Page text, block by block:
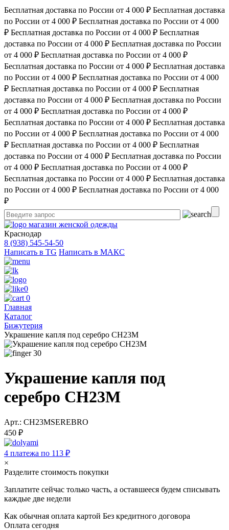
Бесплатная доставка по России от 4 000 ₽ Бесплатная доставка
по России от 4 000 ₽ Бесплатная доставка по России от 4 000
₽ Бесплатная доставка по России от 4 000 ₽ Бесплатная
доставка по России от 4 000 ₽ Бесплатная доставка по России
от 4 000 ₽ Бесплатная доставка по России от 4 000 ₽
Бесплатная доставка по России от 4 000 ₽ Бесплатная доставка
по России от 4 000 ₽ Бесплатная доставка по России от 4 000
₽ Бесплатная доставка по России от 4 000 ₽ Бесплатная
доставка по России от 4 000 ₽ Бесплатная доставка по России
от 4 000 ₽ Бесплатная доставка по России от 4 000 ₽
Бесплатная доставка по России от 4 000 ₽ Бесплатная доставка
по России от 4 000 ₽ Бесплатная доставка по России от 4 000
₽ Бесплатная доставка по России от 4 000 ₽ Бесплатная
доставка по России от 4 000 ₽ Бесплатная доставка по России
от 4 000 ₽ Бесплатная доставка по России от 4 000 ₽
Бесплатная доставка по России от 4 000 ₽ Бесплатная доставка
по России от 4 000 ₽ Бесплатная доставка по России от 4 000
₽
магазин женской одежды
Краснодар
8 (938) 545-54-50
Написать в TG Написать в МАКС
0
0
Главная
Каталог
Бижутерия
Украшение капля под серебро CH23M
30
Украшение капля под
серебро CH23M
Арт.: CH23MSEREBRO
450 ₽
4 платежа по 113 ₽
×
Разделите стоимость покупки
Заплатите сейчас только часть, а оставшееся будем списывать
каждые две недели
Как обычная оплата картой Без кредитного договора
Оплата сегодня